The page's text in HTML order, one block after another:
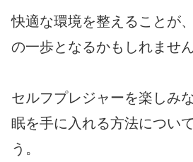
快適な環境を整えることが
の一歩となるかもしれません
セルフプレジャーを楽しみ
眠を手に入れる方法につい
う。